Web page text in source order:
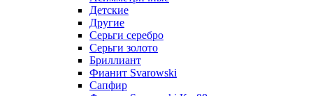
Детские
Другие
Серьги серебро
Серьги золото
Бриллиант
Фианит Svarowski
Сапфир